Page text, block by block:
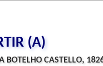
(A)
BOTELHO CASTELLO,